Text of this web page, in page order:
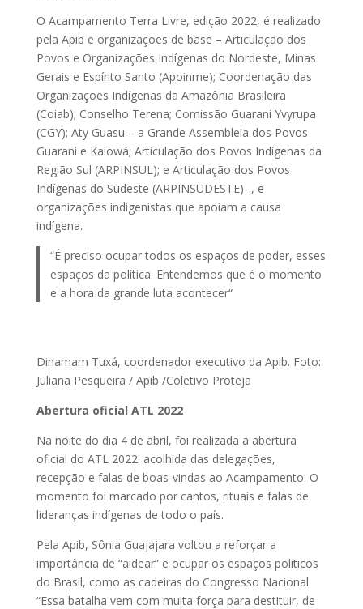
O Acampamento Terra Livre, edição 2022, é realizado
pela Apib e organizações de base – Articulação dos
Povos e Organizações Indígenas do Nordeste, Minas
Gerais e Espírito Santo (Apoinme); Coordenação das
Organizações Indígenas da Amazônia Brasileira
(Coiab); Conselho Terena; Comissão Guarani Yvyrupa
(CGY); Aty Guasu – a Grande Assembleia dos Povos
Guarani e Kaiowá; Articulação dos Povos Indígenas da
Região Sul (ARPINSUL); e Articulação dos Povos
Indígenas do Sudeste (ARPINSUDESTE) -, e
organizações indigenistas que apoiam a causa
indígena.
“É preciso ocupar todos os espaços de poder, esses
espaços da política. Entendemos que é o momento
e a hora da grande luta acontecer“
Dinamam Tuxá, coordenador executivo da Apib. Foto:
Juliana Pesqueira / Apib /Coletivo Proteja
Abertura oficial ATL 2022
Na noite do dia 4 de abril, foi realizada a abertura
oficial do ATL 2022: acolhida das delegações,
recepção e falas de boas-vindas ao Acampamento. O
momento foi marcado por cantos, rituais e falas de
lideranças indígenas de todo o país.
Pela Apib, Sônia Guajajara voltou a reforçar a
importância de “aldear” e ocupar os espaços políticos
do Brasil, como as cadeiras do Congresso Nacional.
“Essa batalha vem com muita força para destituir, de